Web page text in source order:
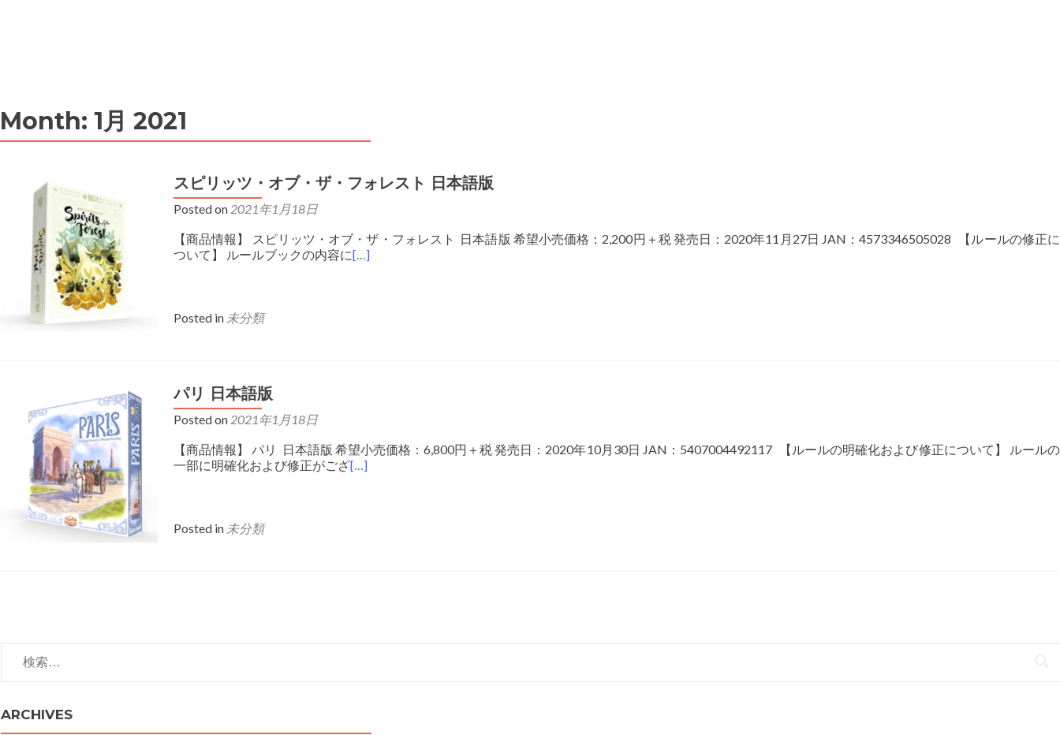
Month: 1月 2021
スピリッツ・オブ・ザ・フォレスト 日本語版
Posted on 2021年1月18日
【商品情報】 スピリッツ・オブ・ザ・フォレスト 日本語版 希望小売価格：2,200円＋税 発売日：2020年11月27日 JAN：4573346505028 【ルールの修正に
ついて】 ルールブックの内容に[…]
Posted in 未分類
パリ 日本語版
Posted on 2021年1月18日
【商品情報】 パリ 日本語版 希望小売価格：6,800円＋税 発売日：2020年10月30日 JAN：5407004492117 【ルールの明確化および修正について】 ルールの
一部に明確化および修正がござ[…]
Posted in 未分類
navigation
ARCHIVES